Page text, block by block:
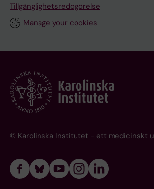
Tillgänglighetsredogörelse
Manage your cookies
© Karolinska Institutet - ett medicinskt